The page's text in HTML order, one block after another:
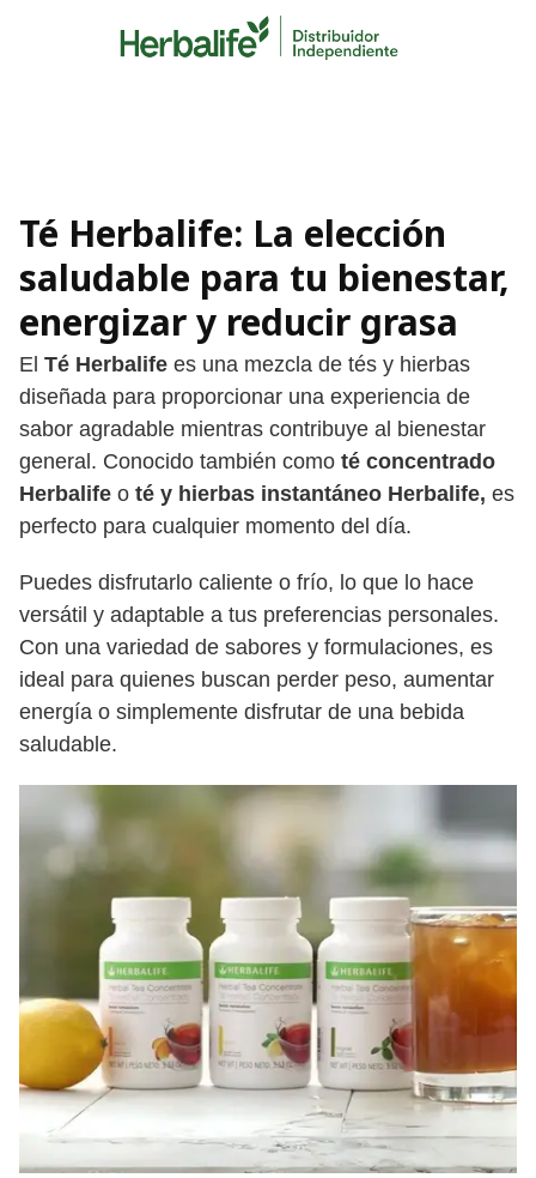
Té Herbalife: La elección
saludable para tu bienestar,
energizar y reducir grasa
El Té Herbalife es una mezcla de tés y hierbas
diseñada para proporcionar una experiencia de
sabor agradable mientras contribuye al bienestar
general. Conocido también como té concentrado
Herbalife o té y hierbas instantáneo Herbalife, es
perfecto para cualquier momento del día.
Puedes disfrutarlo caliente o frío, lo que lo hace
versátil y adaptable a tus preferencias personales.
Con una variedad de sabores y formulaciones, es
ideal para quienes buscan perder peso, aumentar
energía o simplemente disfrutar de una bebida
saludable.